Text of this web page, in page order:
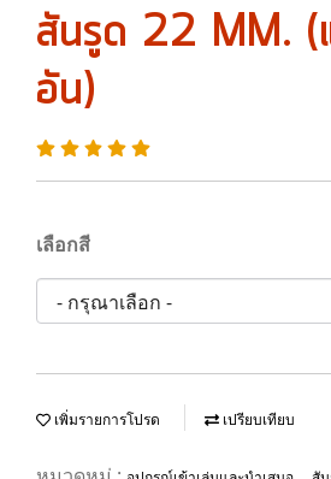
สันรูด 22 MM.
อัน)
เลือกสี
เพิ่มรายการโปรด เปรียบเทียบ